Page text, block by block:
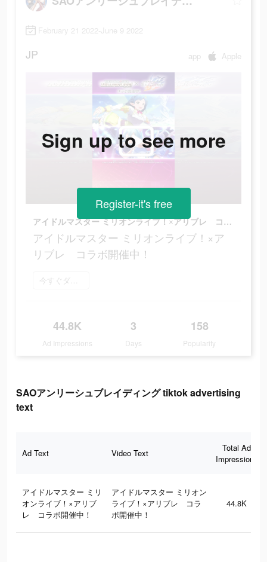
February 21 2022-June 9 2022
JP app Apple
アイドルマスター ミリオンライブ！×アリブレ コラボ開催中！
アイドルマスター ミリオンライブ！×ア
リブレ コラボ開催中！
今すぐダウンロード
44.8K
Ad Impressions
3
Days
158
Popularity
Sign up to see more
Register-it's free
SAOアンリーシュブレイディング tiktok advertising
text
Ad Text Video Text
Total Ad
Impressions
アイドルマスター ミリ
オンライブ！×アリブ
レ コラボ開催中！
アイドルマスター ミリオン
ライブ！×アリブレ コラ
ボ開催中！
44.8K